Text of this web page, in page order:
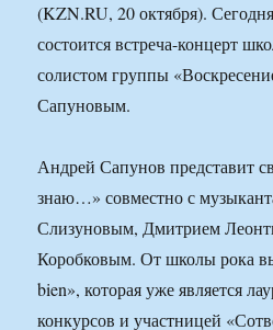
(KZN.RU, 20 октября).
состоится встреча-концерт
солистом группы
Сапуновым.
Андрей Сапунов представит
знаю…» совместно с
Слизуновым, Дмитрием
Коробковым. От школы рока
bien», которая уже является
конкурсов и участницей